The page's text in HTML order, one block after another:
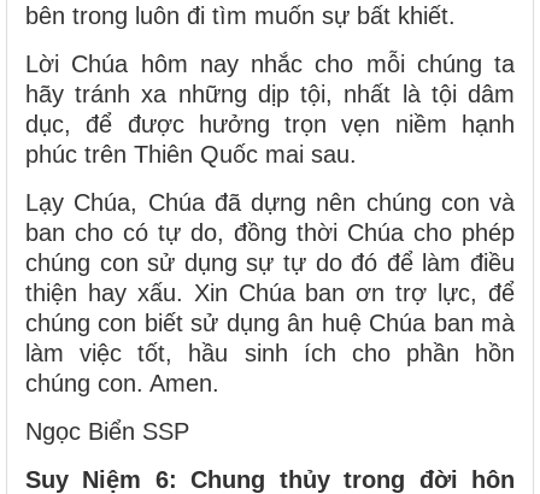
bên trong luôn đi tìm muốn sự bất khiết.
Lời Chúa hôm nay nhắc cho mỗi chúng ta
hãy tránh xa những dịp tội, nhất là tội dâm
dục, để được hưởng trọn vẹn niềm hạnh
phúc trên Thiên Quốc mai sau.
Lạy Chúa, Chúa đã dựng nên chúng con và
ban cho có tự do, đồng thời Chúa cho phép
chúng con sử dụng sự tự do đó để làm điều
thiện hay xấu. Xin Chúa ban ơn trợ lực, để
chúng con biết sử dụng ân huệ Chúa ban mà
làm việc tốt, hầu sinh ích cho phần hồn
chúng con. Amen.
Ngọc Biển SSP
Suy Niệm 6: Chung thủy trong đời hôn